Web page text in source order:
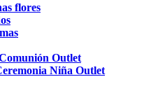
flores
Outlet
Niña Outlet